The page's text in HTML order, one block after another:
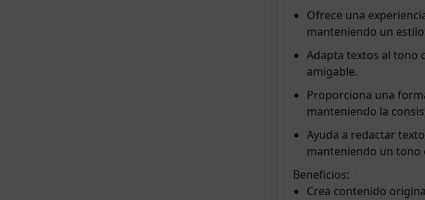
Ofrece una
manteniendo un
Adapta textos al tono
amigable.
Proporciona una
manteniendo la
Ayuda a redactar
manteniendo un
Beneficios:
Crea contenido